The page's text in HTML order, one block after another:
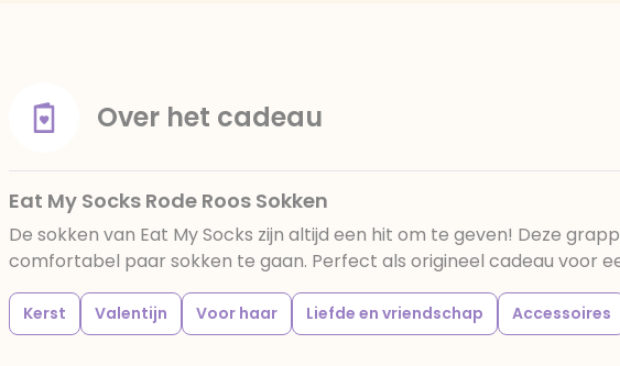
Over het cadeau
Eat My Socks Rode Roos Sokken
De sokken van Eat My Socks zijn altijd een hit om te geven! Deze
comfortabel paar sokken te gaan. Perfect als origineel cadeau voor
Kerst Valentijn Voor haar Liefde en vriendschap Accessoires